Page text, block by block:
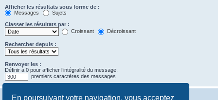
En poursuivant votre navigation, vous acceptez
Afficher les résultats sous forme de :
Messages
Sujets
Classer les résultats par :
Croissant
Décroissant
Rechercher depuis :
Renvoyer les :
Définir à 0 pour afficher l’intégralité du message.
premiers caractères des messages